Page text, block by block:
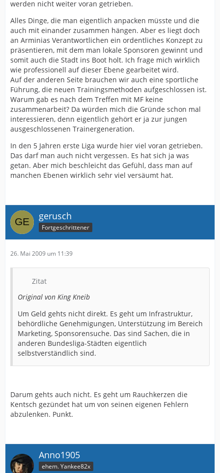
werden nicht weiter voran getrieben.
Alles Dinge, die man eigentlich anpacken müsste und die
auch mit einander zusammen hängen. Aber es liegt doch
an Arminias Verantwortlichen ein ordentliches Konzept zu
präsentieren, mit dem man lokale Sponsoren gewinnt und
somit auch die Stadt ins Boot holt. Ich frage mich wirklich
wie professionell auf dieser Ebene gearbeitet wird.
Auf der anderen Seite brauchen wir auch eine sportliche
Führung, die neuen Trainingsmethoden aufgeschlossen ist.
Warum gab es nach dem Treffen mit MF keine
zusammenarbeit? Da würden mich die Gründe schon mal
interessieren, denn eigentlich gehört er ja zur jungen
ausgeschlossenen Trainergeneration.
In den 5 Jahren erste Liga wurde hier viel voran getrieben.
Das darf man auch nicht vergessen. Es hat sich ja was
getan. Aber mich beschleicht das Gefühl, dass man auf
manchen Ebenen wirklich sehr viel versäumt hat.
gerusch
Fortgeschrittener
26. Mai 2009 um 11:39
Zitat
Original von King Kneib
Um Geld gehts nicht direkt. Es geht um Infrastruktur,
behördliche Genehmigungen, Unterstützung im Bereich
Marketing, Sponsorensuche. Das sind Sachen, die in
anderen Bundesliga-Städten eigentlich
selbstverständlich sind.
Darum gehts auch nicht. Es geht um Rauchkerzen die
Kentsch gezündet hat um von seinen eigenen Fehlern
abzulenken. Punkt.
Anno1905
ehem. Yankee82x